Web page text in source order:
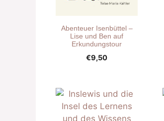
Abenteuer Isenbüttel –
Lise und Ben auf
Erkundungstour
€9,50